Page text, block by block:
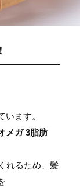
ます。
メガ 3脂肪
れるため、髪